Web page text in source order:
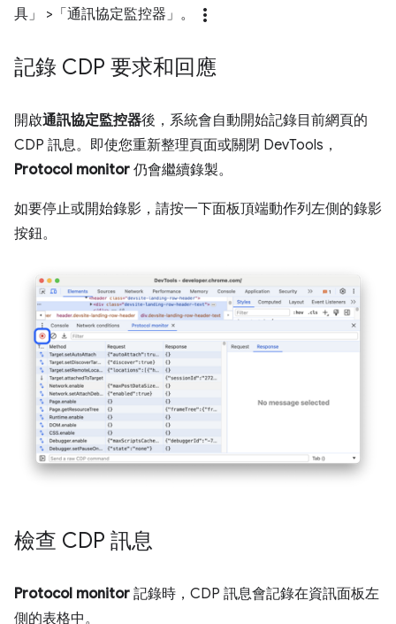
具」
>「通訊協定監控器」 。 more_vert
記錄 CDP 要求和回應
開啟通訊協定監控器後，系統會自動開始記錄目前網頁的
CDP 訊息。即使您重新整理頁面或關閉 DevTools，
Protocol monitor 仍會繼續錄製。
如要停止或開始錄影，請按一下面板頂端動作列左側的錄影
按鈕。
檢查 CDP 訊息
Protocol monitor 記錄時，CDP 訊息會記錄在資訊面板左
側的表格中。